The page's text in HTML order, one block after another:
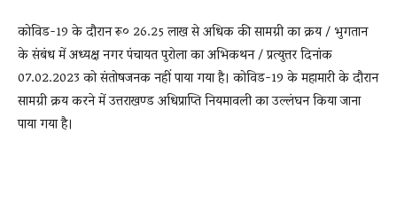
कोविड-19 के दौरान रू० 26.25 लाख से अधिक की सामग्री का क्रय / भुगतान
के संबंध में अध्यक्ष नगर पंचायत पुरोला का अभिकथन / प्रत्युत्तर दिनांक
07.02.2023 को संतोषजनक नहीं पाया गया है। कोविड-19 के महामारी के दौरान
सामग्री क्रय करने में उत्तराखण्ड अधिप्राप्ति नियमावली का उल्लंघन किया जाना
पाया गया है।